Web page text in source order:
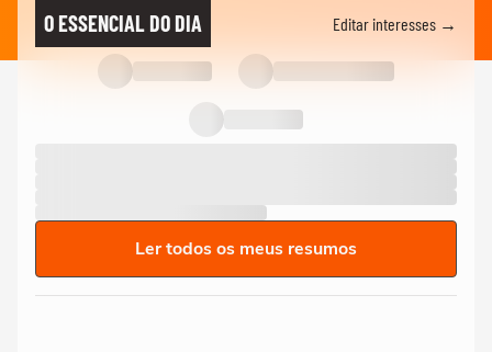
O ESSENCIAL DO DIA Editar interesses →
Ler todos os meus resumos